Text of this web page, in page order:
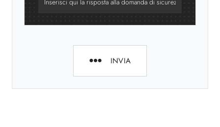
INVIA